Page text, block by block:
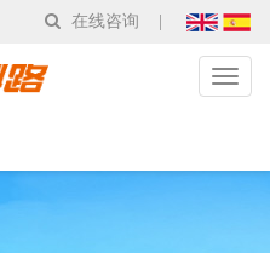
在线咨询
Toggle